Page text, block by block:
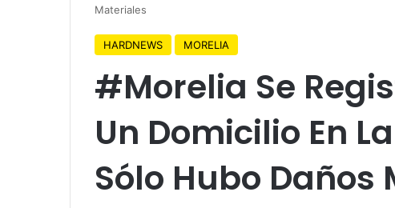
Materiales
HARDNEWS MORELIA
#Morelia Se
Un Domicilio En
Sólo Hubo Daños